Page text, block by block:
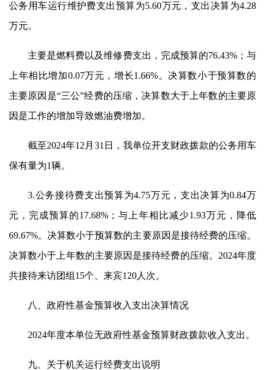
公务用车运行维护费支出预算为5.60万元，支出决算为4.28
万元。
主要是燃料费以及维修费支出，完成预算的76.43%；与
上年相比增加0.07万元，增长1.66%。决算数小于预算数的
主要原因是“三公”经费的压缩，决算数大于上年数的主要原
因是工作的增加导致燃油费增加。
截至2024年12月31日，我单位开支财政拨款的公务用车
保有量为1辆。
3.公务接待费支出预算为4.75万元，支出决算为0.84万
元，完成预算的17.68%；与上年相比减少1.93万元，降低
69.67%。决算数小于预算数的主要原因是接待经费的压缩。
决算数小于上年数的主要原因是接待经费的压缩。2024年度
共接待来访团组15个、来宾120人次。
八、政府性基金预算收入支出决算情况
2024年度本单位无政府性基金预算财政拨款收入支出。
九、关于机关运行经费支出说明